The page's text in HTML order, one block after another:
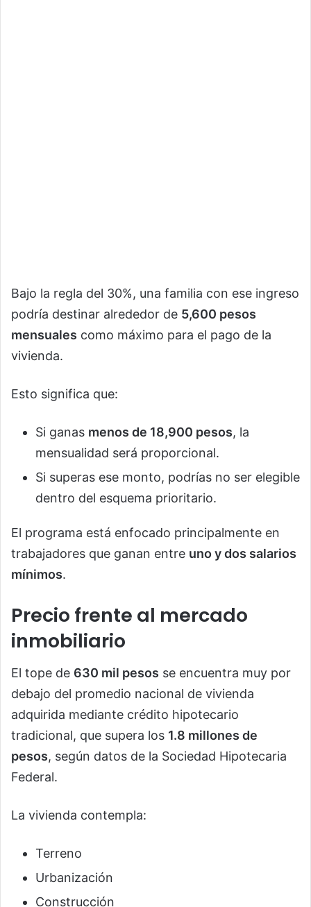
Bajo la regla del 30%, una familia con ese ingreso
podría destinar alrededor de 5,600 pesos
mensuales como máximo para el pago de la
vivienda.
Esto significa que:
Si ganas menos de 18,900 pesos, la
mensualidad será proporcional.
Si superas ese monto, podrías no ser elegible
dentro del esquema prioritario.
El programa está enfocado principalmente en
trabajadores que ganan entre uno y dos salarios
mínimos.
Precio frente al mercado
inmobiliario
El tope de 630 mil pesos se encuentra muy por
debajo del promedio nacional de vivienda
adquirida mediante crédito hipotecario
tradicional, que supera los 1.8 millones de
pesos, según datos de la Sociedad Hipotecaria
Federal.
La vivienda contempla:
Terreno
Urbanización
Construcción